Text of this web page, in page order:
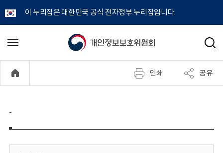
이 누리집은 대한민국 공식 전자정부 누리집입니다.
개
정
보
메
기
검
인쇄 공유
-